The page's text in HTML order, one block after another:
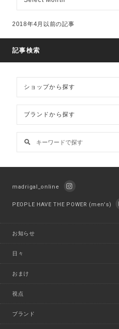
ア
カ
2018年4月以前の記事
記事検索
madrigal_online
PEOPLE HAVE THE POWER (men's)
お知らせ
日々
おまけ
視点
ブランド